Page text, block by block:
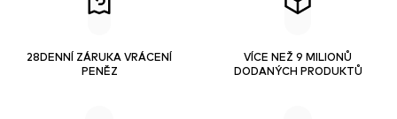
28DENNÍ ZÁRUKA VRÁCENÍ
PENĚZ
VÍCE NEŽ 9 MILIONŮ
DODANÝCH PRODUKTŮ